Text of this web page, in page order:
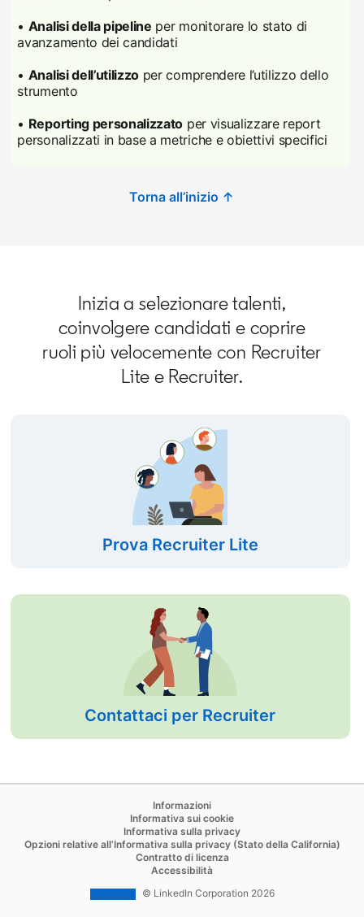
• Analisi della pipeline per monitorare lo stato di
avanzamento dei candidati
• Analisi dell’utilizzo per comprendere l’utilizzo dello
strumento
• Reporting personalizzato per visualizzare report
personalizzati in base a metriche e obiettivi specifici
Torna all’inizio ↑
Inizia a selezionare talenti,
coinvolgere candidati e coprire
ruoli più velocemente con Recruiter
Lite e Recruiter.
Prova Recruiter Lite
Contattaci per Recruiter
Informazioni
Informativa sui cookie
Informativa sulla privacy
Opzioni relative all’Informativa sulla privacy (Stato della California)
Contratto di licenza
Accessibilità
© LinkedIn Corporation 2026